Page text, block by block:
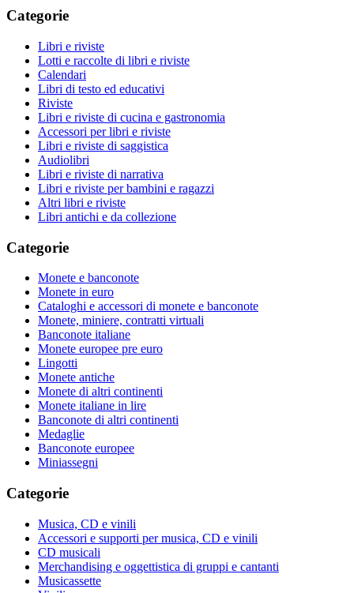
Categorie
Libri e riviste
Lotti e raccolte di libri e riviste
Calendari
Libri di testo ed educativi
Riviste
Libri e riviste di cucina e gastronomia
Accessori per libri e riviste
Libri e riviste di saggistica
Audiolibri
Libri e riviste di narrativa
Libri e riviste per bambini e ragazzi
Altri libri e riviste
Libri antichi e da collezione
Categorie
Monete e banconote
Monete in euro
Cataloghi e accessori di monete e banconote
Monete, miniere, contratti virtuali
Banconote italiane
Monete europee pre euro
Lingotti
Monete antiche
Monete di altri continenti
Monete italiane in lire
Banconote di altri continenti
Medaglie
Banconote europee
Miniassegni
Categorie
Musica, CD e vinili
Accessori e supporti per musica, CD e vinili
CD musicali
Merchandising e oggettistica di gruppi e cantanti
Musicassette